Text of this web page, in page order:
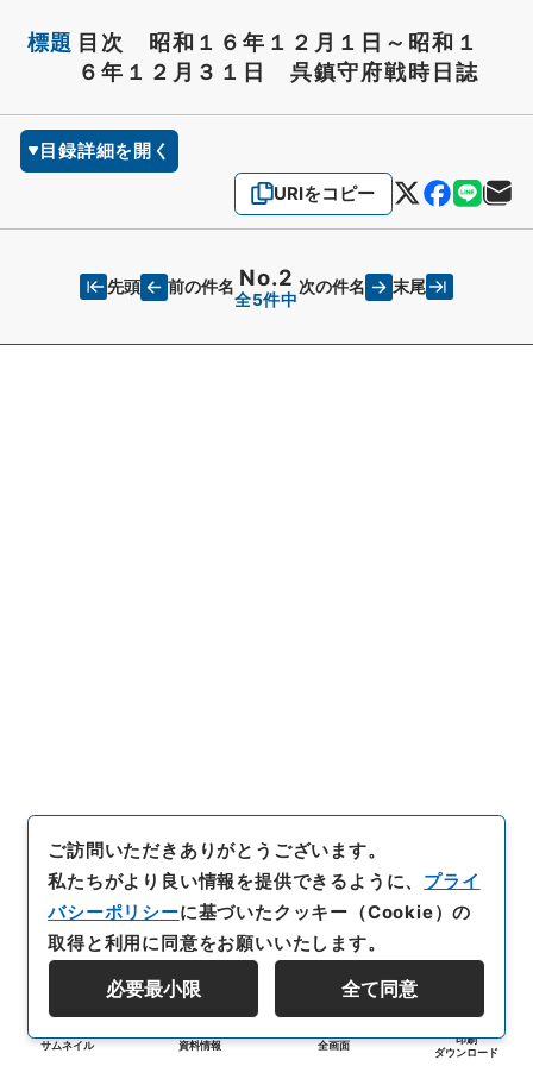
標題 目次 昭和１６年１２月１日～昭和１
６年１２月３１日 呉鎮守府戦時日誌
目録詳細を開く
URIをコピー
先頭 前の件名 No.2
全5件中
次の件名 末尾
サムネイル 資料情報 全画面
印刷
ダウンロード
ご訪問いただきありがとうございます。
私たちがより良い情報を提供できるように、 プライ
バシーポリシーに基づいたクッキー（Cookie）の
取得と利用に同意をお願いいたします。
必要最小限 全て同意